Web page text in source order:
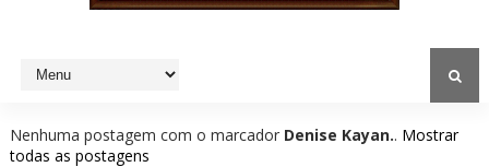
Nenhuma postagem com o marcador Denise Kayan.. Mostrar
todas as postagens